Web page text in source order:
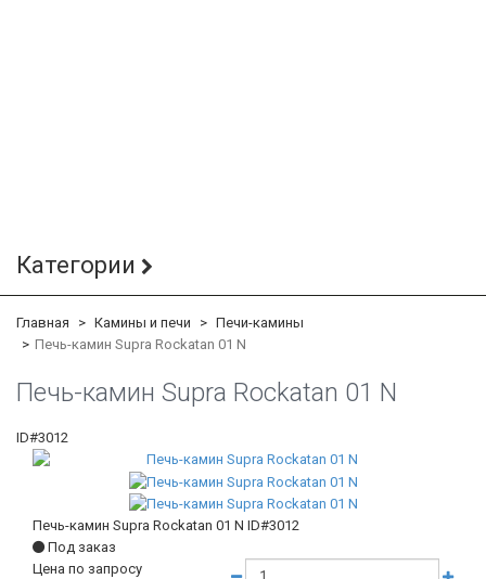
Категории
Главная Камины и печи
Печи-камины
Печь-камин Supra Rockatan 01 N
Печь-камин Supra Rockatan 01 N
ID#3012
Печь-камин Supra Rockatan 01 N ID#3012
Под заказ
Цена по запросу